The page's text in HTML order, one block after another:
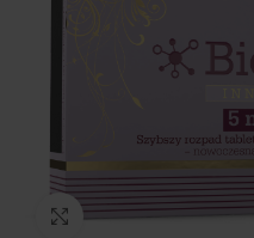
Kliknij, aby powiększyć